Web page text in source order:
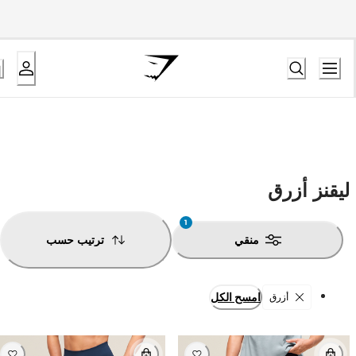
ليقنز أزرق
منقي
1
ترتيب حسب
أزرق امسح الكل